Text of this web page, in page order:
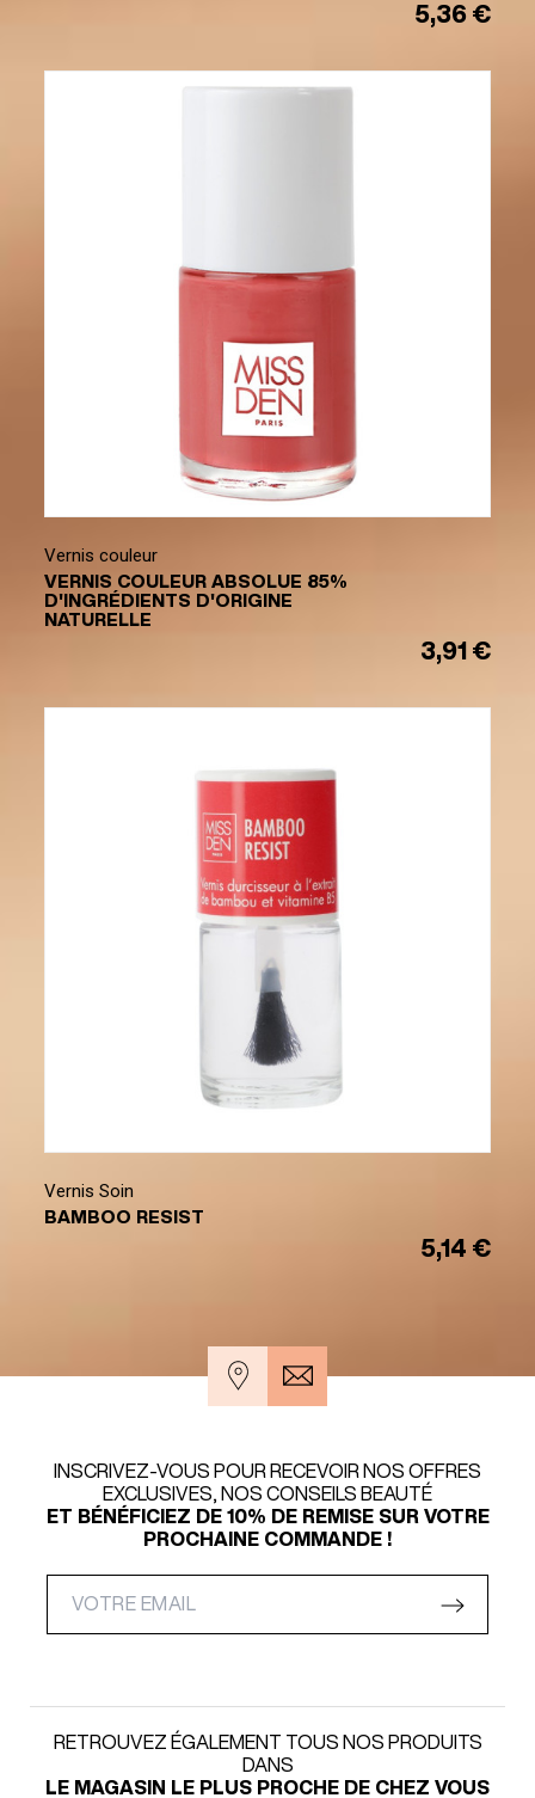
5,36 €
Vernis couleur
VERNIS COULEUR ABSOLUE 85%
D'INGRÉDIENTS D'ORIGINE
NATURELLE
3,91 €
Vernis Soin
BAMBOO RESIST
5,14 €
INSCRIVEZ-VOUS POUR RECEVOIR NOS OFFRES
EXCLUSIVES, NOS CONSEILS BEAUTÉ
ET BÉNÉFICIEZ DE 10% DE REMISE SUR VOTRE
PROCHAINE COMMANDE !
RETROUVEZ ÉGALEMENT TOUS NOS PRODUITS
DANS
LE MAGASIN LE PLUS PROCHE DE CHEZ VOUS